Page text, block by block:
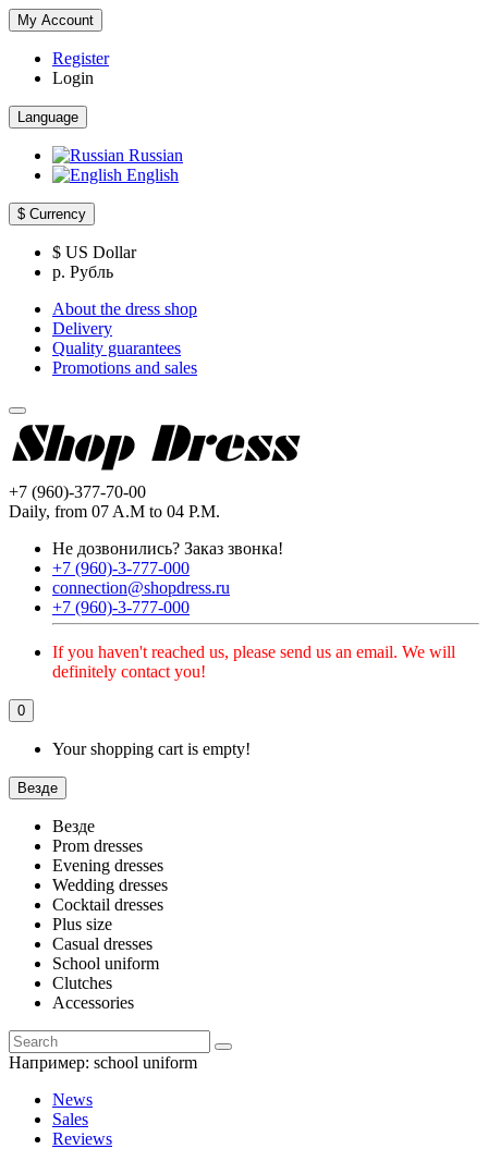
My Account
Register
Login
Language
Russian
English
$ Currency
$ US Dollar
р. Рубль
About the dress shop
Delivery
Quality guarantees
Promotions and sales
+7 (960)-377-70-00
Daily, from 07 A.M to 04 P.M.
Не дозвонились? Заказ звонка!
+7 (960)-3-777-000
connection@shopdress.ru
+7 (960)-3-777-000
If you haven't reached us, please send us an email. We will
definitely contact you!
0
Your shopping cart is empty!
Везде
Везде
Prom dresses
Evening dresses
Wedding dresses
Cocktail dresses
Plus size
Casual dresses
School uniform
Clutches
Accessories
Например: school uniform
News
Sales
Reviews